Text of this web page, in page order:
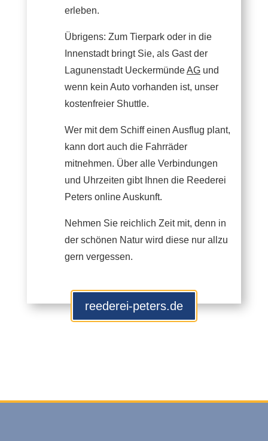
erleben.
Übrigens: Zum Tierpark oder in die
Innenstadt bringt Sie, als Gast der
Lagunenstadt UeckermündeAGund
wenn kein Auto vorhanden ist, unser
kostenfreier Shuttle.
Wer mit dem Schiff einen Ausflug plant,
kann dort auch die Fahrräder
mitnehmen. Über alle Verbindungen
und Uhrzeiten gibt Ihnen die Reederei
Peters online Auskunft.
Nehmen Sie reichlich Zeit mit, denn in
der schönen Natur wird diese nur allzu
gern vergessen.
reederei-peters.de